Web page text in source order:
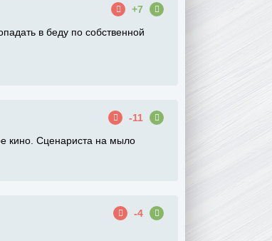
+7
в беду по собственной
-11
кино. Сценариста на мыло
-4